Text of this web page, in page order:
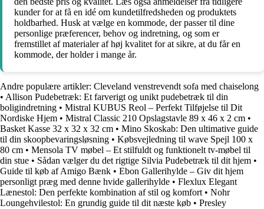
kunder for at få en idé om kundetilfredsheden og produktets
holdbarhed. Husk at vælge en kommode, der passer til dine
personlige præferencer, behov og indretning, og som er
fremstillet af materialer af høj kvalitet for at sikre, at du får en
kommode, der holder i mange år.
Andre populære artikler: Cleveland venstrevendt sofa med chaiselong
• Allison Pudebetræk: Et farverigt og unikt pudebetræk til din
boligindretning • Mistral KUBUS Reol – Perfekt Tilføjelse til Dit
Nordiske Hjem • Mistral Classic 210 Opslagstavle 89 x 46 x 2 cm •
Basket Kasse 32 x 32 x 32 cm • Mino Skoskab: Den ultimative guide
til din skoopbevaringsløsning • Købsvejledning til wave Spejl 100 x
80 cm • Mensola TV møbel – Et stilfuldt og funktionelt tv-møbel til
din stue • Sådan vælger du det rigtige Silvia Pudebetræk til dit hjem •
Guide til køb af Amigo Bænk • Ebon Gallerihylde – Giv dit hjem
personligt præg med denne hvide gallerihylde • Flexlux Elegant
Lænestol: Den perfekte kombination af stil og komfort • Nohr
Loungehvilestol: En grundig guide til dit næste køb • Presley